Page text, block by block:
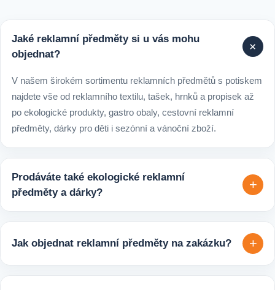
Jaké reklamní předměty si u vás mohu
objednat?
+
V našem širokém sortimentu reklamních předmětů s potiskem
najdete vše od reklamního textilu, tašek, hrnků a propisek až
po ekologické produkty, gastro obaly, cestovní reklamní
předměty, dárky pro děti i sezónní a vánoční zboží.
Prodáváte také ekologické reklamní
předměty a dárky?
+
reklamních předmětů. K dispozici jsou i ekologicky udržitelné
varianty, které jsou vhodné pro firmy, jež chtějí spojit svojí
propagaci s odpovědným přístupem k životnímu prostředí.
Jak objednat reklamní předměty na zakázku? +